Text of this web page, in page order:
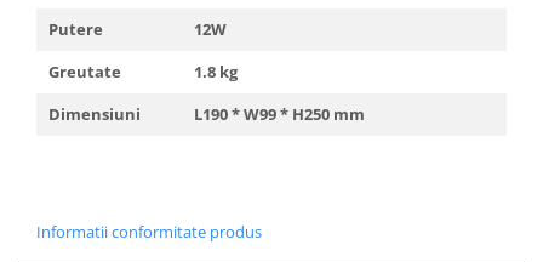
Putere
12W
Greutate
1.8 kg
Dimensiuni
L190 * W99 * H250 mm
Informatii conformitate produs